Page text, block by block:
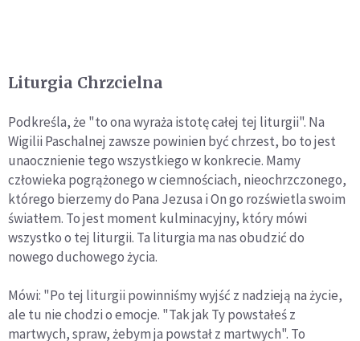
Liturgia Chrzcielna
Podkreśla, że "to ona wyraża istotę całej tej liturgii". Na
Wigilii Paschalnej zawsze powinien być chrzest, bo to jest
unaocznienie tego wszystkiego w konkrecie. Mamy
człowieka pogrążonego w ciemnościach, nieochrzczonego,
którego bierzemy do Pana Jezusa i On go rozświetla swoim
światłem. To jest moment kulminacyjny, który mówi
wszystko o tej liturgii. Ta liturgia ma nas obudzić do
nowego duchowego życia.
Mówi: "Po tej liturgii powinniśmy wyjść z nadzieją na życie,
ale tu nie chodzi o emocje. "Tak jak Ty powstałeś z
martwych, spraw, żebym ja powstał z martwych". To